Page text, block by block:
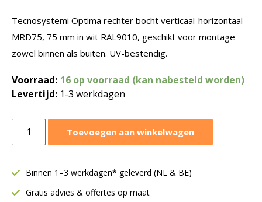
Tecnosystemi Optima rechter bocht verticaal-horizontaal
MRD75, 75 mm in wit RAL9010, geschikt voor montage
zowel binnen als buiten. UV-bestendig.
Voorraad: 16 op voorraad (kan nabesteld worden)
Levertijd: 1-3 werkdagen
Optima
bocht
verticaal/horizontaal
MRD75
Toevoegen aan winkelwagen
Binnen 1–3 werkdagen* geleverd (NL & BE)
Gratis advies & offertes op maat